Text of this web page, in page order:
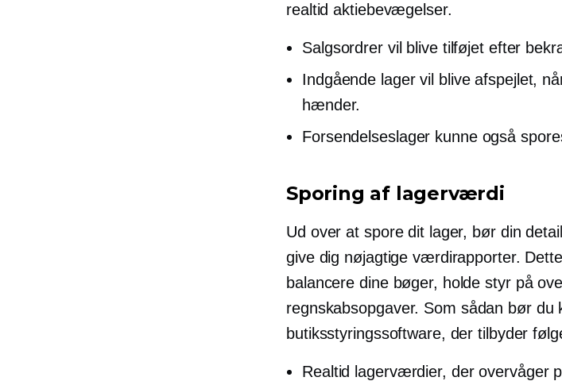
realtid aktiebevægelser.
Salgsordrer vil blive tilføjet efter
Indgående lager vil blive afspejlet,
hænder.
Forsendelseslager kunne også
Sporing af lagerværdi
Ud over at spore dit lager, bør din
give dig nøjagtige værdirapporter.
balancere dine bøger, holde styr på
regnskabsopgaver. Som sådan bør du
butiksstyringssoftware, der tilbyder
Realtid lagerværdier, der overvåger